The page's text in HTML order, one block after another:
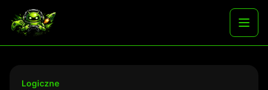
content
Najlepsze darmowe gry i aplikacje na androida
menu
Logiczne